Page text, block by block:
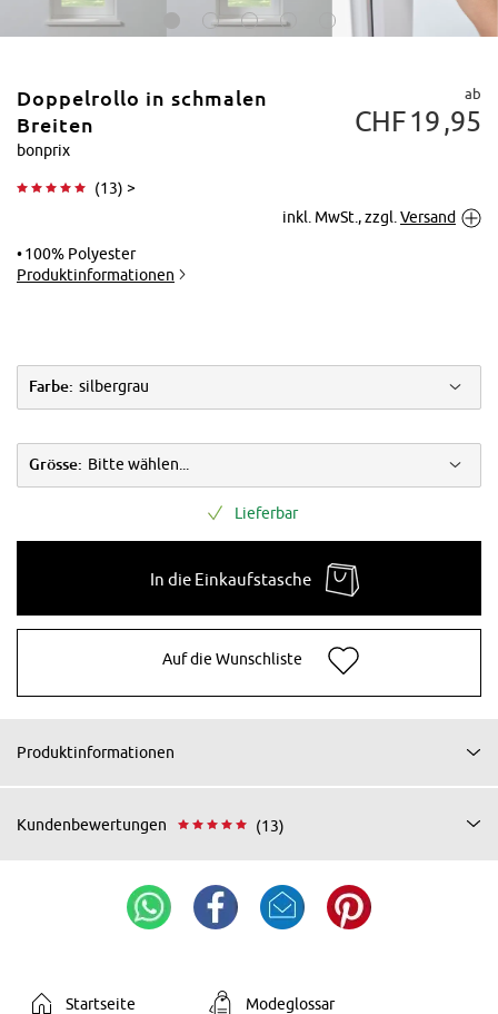
Vergrößern
Doppelrollo in schmalen
Breiten
bonprix
(13) >
ab
CHF19 95
inkl. MwSt., zzgl. Versand
100% Polyester
Produktinformationen
Farbe: silbergrau
Grösse: Bitte wählen...
Lieferbar
In die Einkaufstasche
Auf die Wunschliste
Produktinformationen
Kundenbewertungen (13)
Startseite Modeglossar